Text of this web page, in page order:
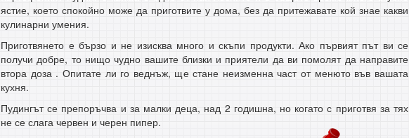
ястие, което спокойно може да приготвите у дома, без да притежавате кой знае какви
кулинарни умения.
Приготвянето е бързо и не изисква много и скъпи продукти. Ако първият път ви се
получи добре, то нищо чудно вашите близки и приятели да ви помолят да направите
втора доза . Опитате ли го веднъж, ще стане неизменна част от менюто във вашата
кухня.
Пудингът се препоръчва и за малки деца, над 2 годишна, но когато с приготвя за тях
не се слага червен и черен пипер.